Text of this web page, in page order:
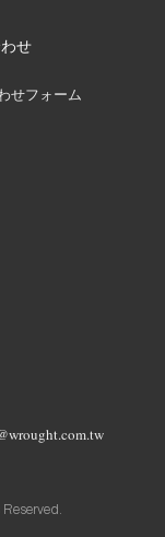
せ
せフォーム